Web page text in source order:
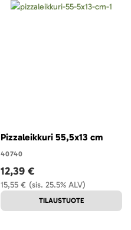
Pizzaleikkuri 55,5x13 cm
40740
(sis. 25.5% ALV)
15,55 €
12,39 €
TILAUSTUOTE